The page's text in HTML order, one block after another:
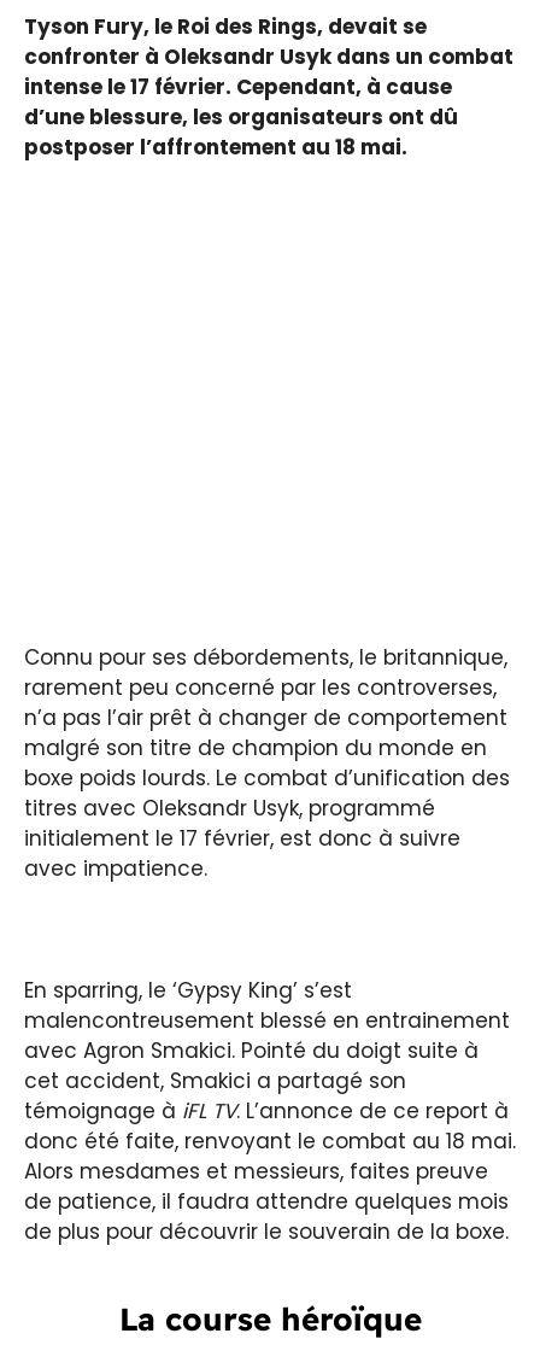
Tyson Fury, le Roi des Rings, devait se
confronter à Oleksandr Usyk dans un combat
intense le 17 février. Cependant, à cause
d’une blessure, les organisateurs ont dû
postposer l’affrontement au 18 mai.
Connu pour ses débordements, le britannique,
rarement peu concerné par les controverses,
n’a pas l’air prêt à changer de comportement
malgré son titre de champion du monde en
boxe poids lourds. Le combat d’unification des
titres avec Oleksandr Usyk, programmé
initialement le 17 février, est donc à suivre
avec impatience.
En sparring, le ‘Gypsy King’ s’est
malencontreusement blessé en entrainement
avec Agron Smakici. Pointé du doigt suite à
cet accident, Smakici a partagé son
témoignage à iFL TV. L’annonce de ce report à
donc été faite, renvoyant le combat au 18 mai.
Alors mesdames et messieurs, faites preuve
de patience, il faudra attendre quelques mois
de plus pour découvrir le souverain de la boxe.
La course héroïque